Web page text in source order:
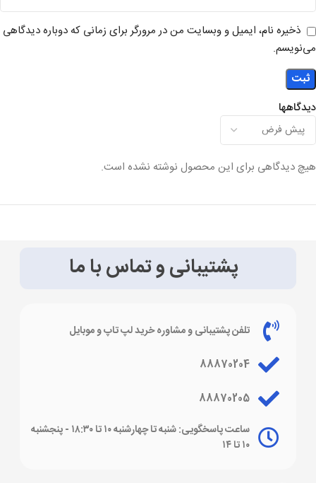
دیدگاهها
هیچ دیدگاهی برای این محصول نوشته نشده است.
ذخیره نام، ایمیل و وبسایت من در مرورگر برای زمانی که دوباره دیدگاهی
می‌نویسم.
پشتیبانی و تماس با ما
تلفن پشتیبانی و مشاوره خرید لپ تاپ و موبایل
88870204
88870205
ساعت پاسخگویی: شنبه تا چهارشنبه ۱۰ تا ۱۸:۳۰ - پنجشنبه
۱۰ تا ۱۴